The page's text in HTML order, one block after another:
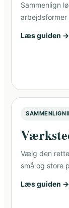
Sammenlign
Læs guiden →
Vælg den
små og store
Læs guiden →